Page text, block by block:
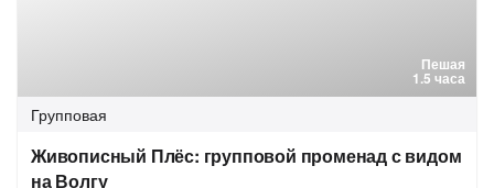
Пешая
1.5 часа
Групповая
Живописный Плёс: групповой променад с видом
на Волгу